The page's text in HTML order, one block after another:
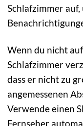
Schlafzimmer
Wenn du nicht
Schlafzimmer
dass er nicht zu
angemessenen
Verwende einen
Fernseher